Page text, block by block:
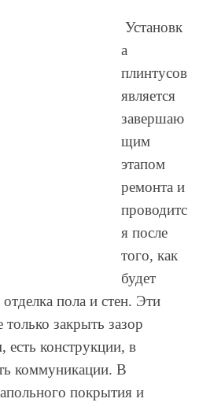
Установк
а
плинтусов
является
завершаю
щим
этапом
ремонта и
проводитс
я после
того, как
будет
пола и стен. Эти
закрыть зазор
конструкции, в
коммуникации. В
покрытия и